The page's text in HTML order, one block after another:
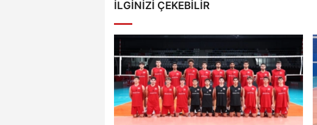
İLGINIZI ÇEKEBILIR